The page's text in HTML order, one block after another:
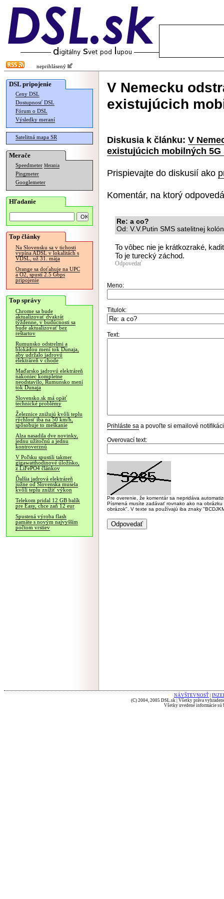
neprihlásený
DSL pripojenie
Ceny DSL
Dostupnosť DSL
Fórum o DSL
Výsledky meraní
Satelitná mapa SR
Merače
Speedmeter Merania
Pingmeter
Googlemeter
Hľadanie
Top články
Na Slovensku sa v tichosti
vypína ADSL v lokalitách s
VDSL, už 31. mája
Orange sa doťahuje na UPC
a O2, spustí 2.5 Gbps
pripojenie
Top správy
Chrome sa bude
aktualizovať dvakrát
týždenne, v budúcnosti sa
bude aktualizovať bez
reštartov
Rumunsko odstrelmi a
blokádou mení tok Dunaja,
aby udržalo jadrovú
elektráreň v chode
Maďarsko jadrovú elektráreň
nakoniec kompletne
neodstavilo, Rumunsko mení
tok Dunaja
Slovensko.sk má opäť
technické problémy
Železnice znižujú kvôli teplu
rýchlosť iba na 50 km/h,
spôsobuje to meškanie
Alza nasadila dve novinky,
jednu užitočnú a jednu
kontroverznú
V Poľsku spustili takmer
gigawatthodinové úložisko,
z LiFePO4 článkov
Ďalšia jadrová elektráreň
južne od Slovenska musela
kvôli teplu znížiť výkon
Telekom pridal 12 GB balík
pre Easy, chce zaň 12 eur
Spustená výroba flash
pamäte s novým najvyšším
počtom vrstiev
V Nemecku
existujúcich
Diskusia k článku: V
existujúcich mobilných 5G
Prispievajte do diskusií ako
Komentár, na ktorý
Re: a co?
Od: V.V.Putin SMS satelitnej
To vôbec nie je krátkozraké,
To je turecký záchod.
Odpovedať
Meno:
Titulok:
Text:
Prihláste sa a povoľte si emailové
Overovací text:
Pre overenie, že komentár sa nepridáva
Písmená musíte zadávať rovnako ako na
obrázok". V texte sa používajú iba znaky
NÁVŠTEVNOSŤ
(C) 2004, 2005 DSL.sk | Všetky práva
Všetky uvedené informácie sú